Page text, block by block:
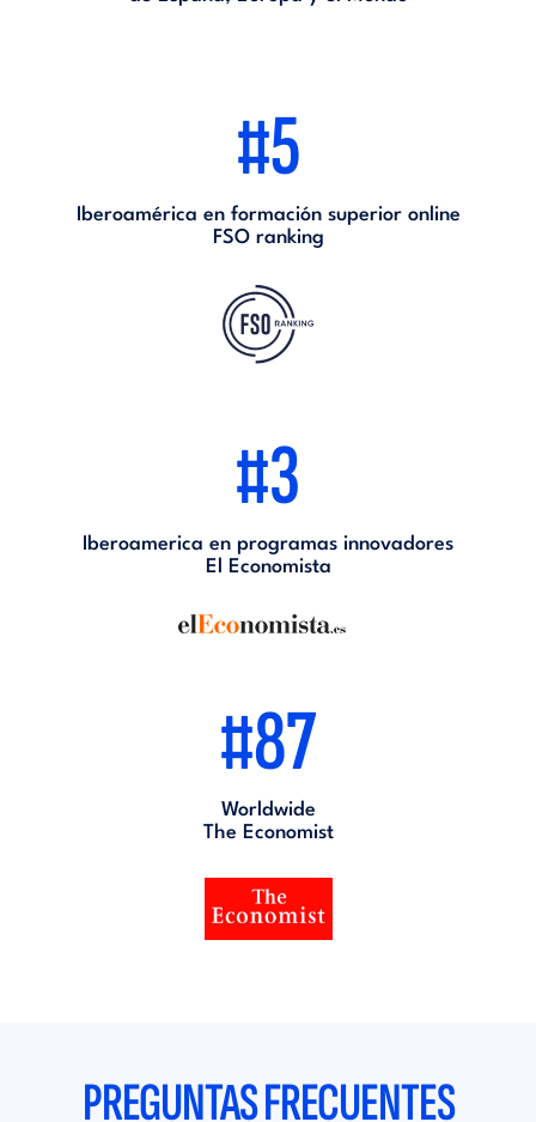
#5
Iberoamérica en formación superior online
FSO ranking
#3
Iberoamerica en programas innovadores
El Economista
#87
Worldwide
The Economist
PREGUNTAS FRECUENTES